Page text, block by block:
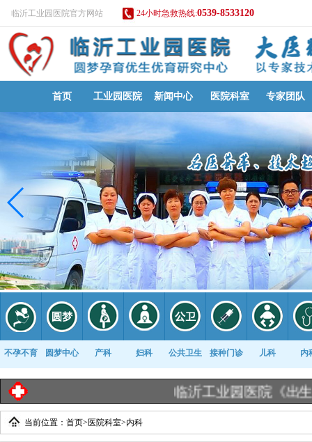
临沂工业园医院官方网站 24小时急救热线:0539-8533120
首页 工业园医院 新闻中心 医院科室 专家团队
不孕不育 圆梦中心 产科 妇科 公共卫生 接种门诊 儿科 内
康复科
临沂工业园医院《出生医
当前位置： 首页> 医院科室>内科